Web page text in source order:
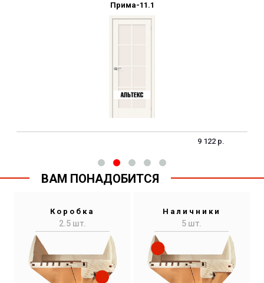
Прима-11.1
9 122 р.
ВАМ ПОНАДОБИТСЯ
Коробка
2.5 шт.
Наличники
5 шт.